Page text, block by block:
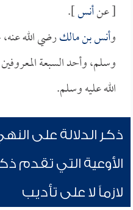
[ عنأنس].
وأنس بن مالكرضي الله
وسلم، وأحد السبعة
الله عليه وسلم.
ذكر الدلالة على
الأوعية التي تقدم
لازماً لا على تأديب